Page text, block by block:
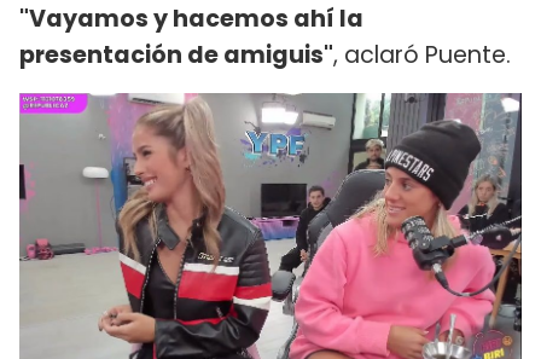
"Vayamos y hacemos ahí la
presentación de amiguis", aclaró Puente.